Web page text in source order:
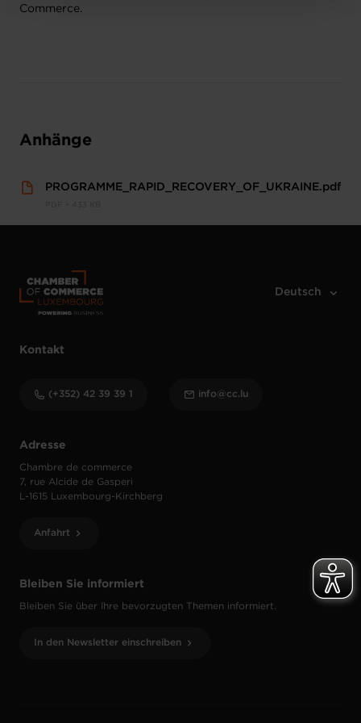
Commerce.
Anhänge
PROGRAMME_RAPID_RECOVERY_OF_UKRAINE.pdf
Bleiben Sie informiert
Bleiben Sie über Ihre bevorzugten Themen informiert.
In den Newsletter einschreiben
Adresse
Chambre de commerce
7, rue Alcide de Gasperi
L-1615 Luxembourg-Kirchberg
Anfahrt
Kontakt
(+352) 42 39 39 1 info@cc.lu